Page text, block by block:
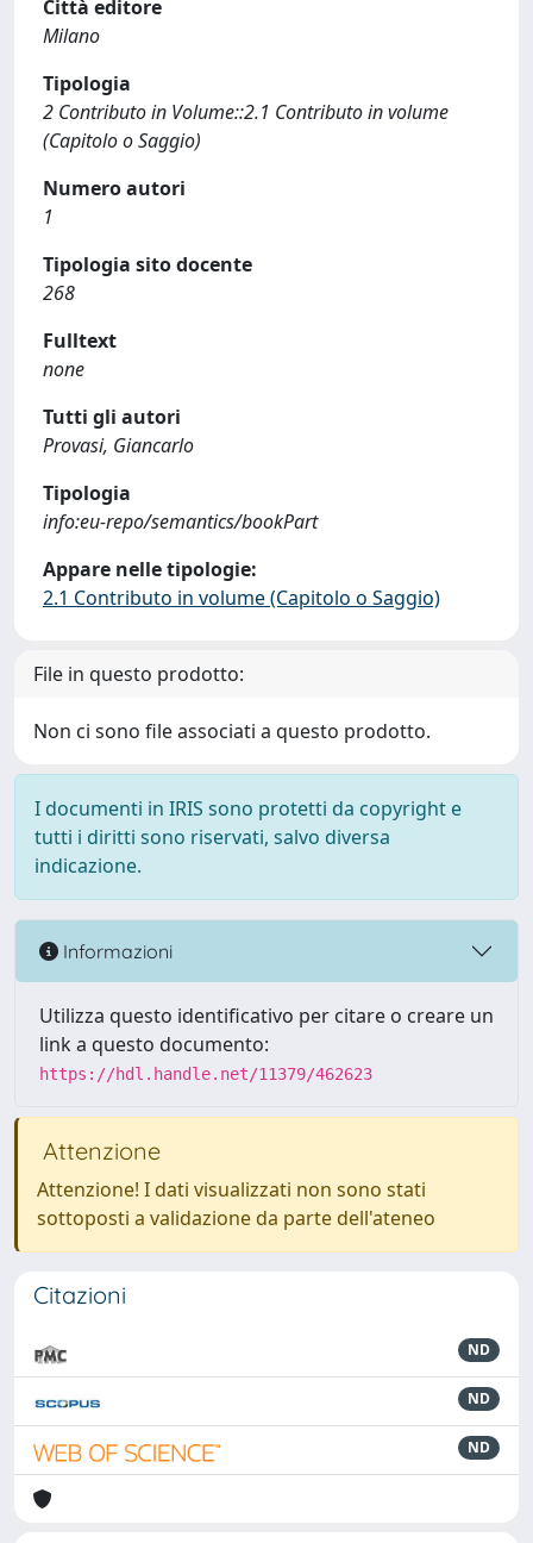
Città editore
Milano
Tipologia
2 Contributo in Volume::2.1 Contributo in volume
(Capitolo o Saggio)
Numero autori
1
Tipologia sito docente
268
Fulltext
none
Tutti gli autori
Provasi, Giancarlo
Tipologia
info:eu-repo/semantics/bookPart
Appare nelle tipologie:
2.1 Contributo in volume (Capitolo o Saggio)
File in questo prodotto:
Non ci sono file associati a questo prodotto.
I documenti in IRIS sono protetti da copyright e
tutti i diritti sono riservati, salvo diversa
indicazione.
Informazioni
Utilizza questo identificativo per citare o creare un
link a questo documento:
https://hdl.handle.net/11379/462623
Attenzione
Attenzione! I dati visualizzati non sono stati
sottoposti a validazione da parte dell'ateneo
Citazioni
ND
ND
ND